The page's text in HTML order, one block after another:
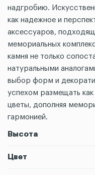
надгробию.
как надежное и
аксессуаров,
мемориальных
камня не только
натуральными
выбор форм и
успехом размещать
цветы, дополняя
гармонией.
Высота
Цвет